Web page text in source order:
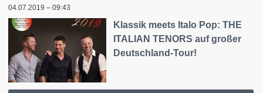
04.07.2019 – 09:43
Klassik meets Italo Pop: THE
ITALIAN TENORS auf großer
Deutschland-Tour!